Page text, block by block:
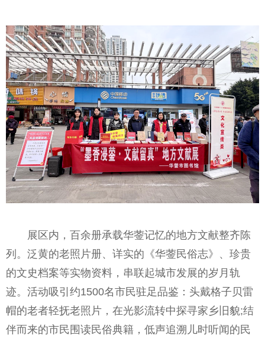
展区内，百余册承载华蓥记忆的地方文献整齐陈
列。泛黄的老照片册、详实的《华蓥民俗志》、珍贵
的文史档案等实物资料，串联起城市发展的岁月轨
迹。活动吸引约1500名市民驻足品鉴：头戴格子贝雷
帽的老者轻抚老照片，在光影流转中探寻家乡旧貌;结
伴而来的市民围读民俗典籍，低声追溯儿时听闻的民